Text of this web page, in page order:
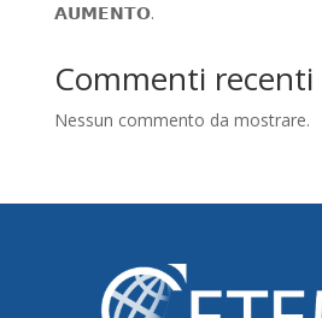
𝗔𝗨𝗠𝗘𝗡𝗧𝗢.
Commenti recenti
Nessun commento da mostrare.